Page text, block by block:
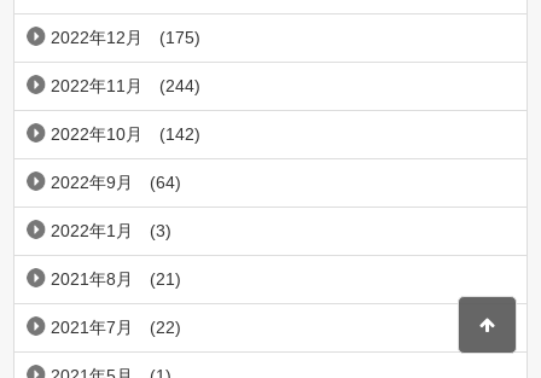
2022年12月 (175)
2022年11月 (244)
2022年10月 (142)
2022年9月 (64)
2022年1月 (3)
2021年8月 (21)
2021年7月 (22)